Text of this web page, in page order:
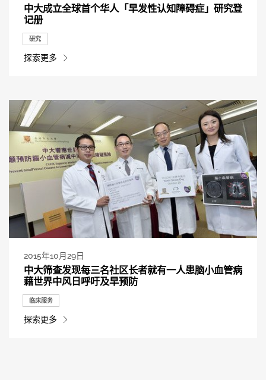
中大成立全球首个华人「早发性认知障碍症」研究登
记册
研究
探索更多
2015年10月29日
中大筛查发现每三名社区长者就有一人患脑小血管病
藉世界中风日呼吁及早预防
临床服务
探索更多